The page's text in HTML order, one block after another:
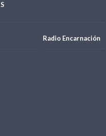
Radio Encarnación